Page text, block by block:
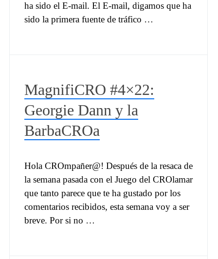
ha sido el E-mail. El E-mail, digamos que ha
sido la primera fuente de tráfico …
MagnifiCRO #4×22:
Georgie Dann y la
BarbaCROa
Hola CROmpañer@! Después de la resaca de
la semana pasada con el Juego del CROlamar
que tanto parece que te ha gustado por los
comentarios recibidos, esta semana voy a ser
breve. Por si no …